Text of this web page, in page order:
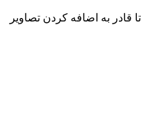
قادر به اضافه کردن تصاویر